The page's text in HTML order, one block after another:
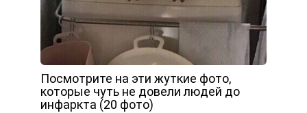
Посмотрите на эти жуткие фото,
которые чуть не довели людей до
инфаркта (20 фото)